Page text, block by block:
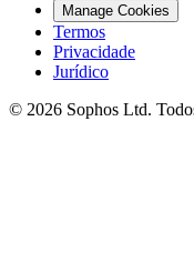
Manage Cookies
Termos
Privacidade
Jurídico
© 2026 Sophos Ltd.